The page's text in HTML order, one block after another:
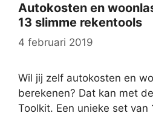
Autokosten en
13 slimme rekentools
4 februari 2019
Wil jij zelf autokosten en
berekenen? Dat kan met
Toolkit. Een unieke set van